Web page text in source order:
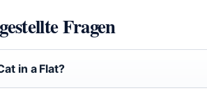
Fragen
in a Flat?